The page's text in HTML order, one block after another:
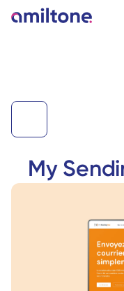
My